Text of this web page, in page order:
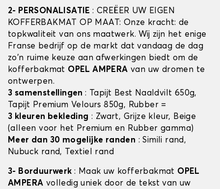
2- PERSONALISATIE: CREËER UW EIGEN
KOFFERBAKMAT OP MAAT: Onze kracht: de
topkwaliteit van ons maatwerk. Wij zijn het enige
Franse bedrijf op de markt dat vandaag de dag
zo'n ruime keuze aan afwerkingen biedt om de
kofferbakmat OPEL AMPERA van uw dromen te
ontwerpen.
3 samenstellingen: Tapijt Best Naaldvilt 650g,
Tapijt Premium Velours 850g, Rubber =
3 kleuren bekleding : Zwart, Grijze kleur, Beige
(alleen voor het Premium en Rubber gamma)
Meer dan 30 mogelijke randen : Simili rand,
Nubuck rand, Textiel rand
3- Borduurwerk : Maak uw kofferbakmat OPEL
AMPERA volledig uniek door de tekst van uw